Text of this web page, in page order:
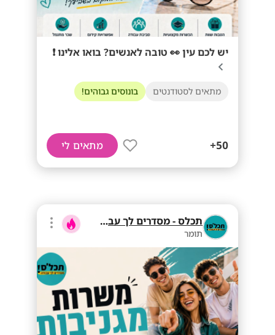
יש לכם עין 👀 טובה לאנשים? בואו אלינו ❗
מתאים לסטודנטים בונוסים גבוהים!
50+ מתאים לי
תכלס - מסדרים לך עבודה
תומר